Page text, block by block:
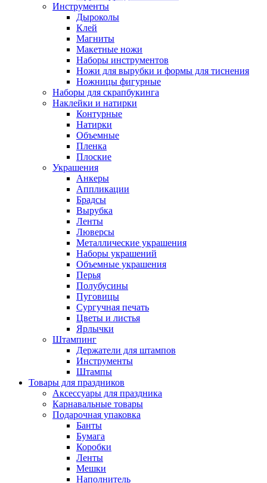
Инструменты
Дыроколы
Клей
Магниты
Макетные ножи
Наборы инструментов
Ножи для вырубки и формы для тиснения
Ножницы фигурные
Наборы для скрапбукинга
Наклейки и натирки
Контурные
Натирки
Объемные
Пленка
Плоские
Украшения
Анкеры
Аппликации
Брадсы
Вырубка
Ленты
Люверсы
Металлические украшения
Наборы украшений
Объемные украшения
Перья
Полубусины
Пуговицы
Сургучная печать
Цветы и листья
Ярлычки
Штампинг
Держатели для штампов
Инструменты
Штампы
Товары для праздников
Аксессуары для праздника
Карнавальные товары
Подарочная упаковка
Банты
Бумага
Коробки
Ленты
Мешки
Наполнитель